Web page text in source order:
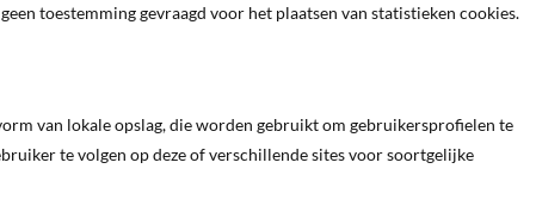
toestemming gevraagd voor het plaatsen van statistieken cookies.
van lokale opslag, die worden gebruikt om gebruikersprofielen te
te volgen op deze of verschillende sites voor soortgelijke